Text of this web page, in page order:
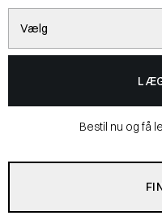
Vælg
Bestil nu og få